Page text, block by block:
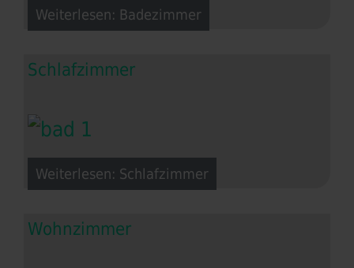
Weiterlesen: Badezimmer
Schlafzimmer
Weiterlesen: Schlafzimmer
Wohnzimmer